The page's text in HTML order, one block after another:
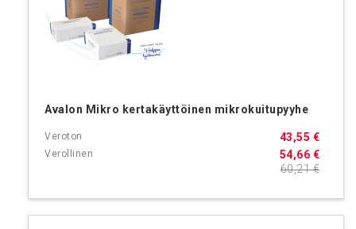
Avalon Mikro kertakäyttöinen mikrokuitupyyhe
54,66 €
43,55 €
60,21 €